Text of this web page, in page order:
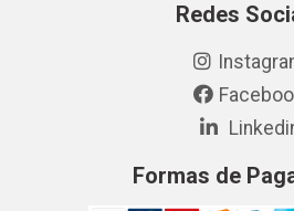
Redes
Formas de